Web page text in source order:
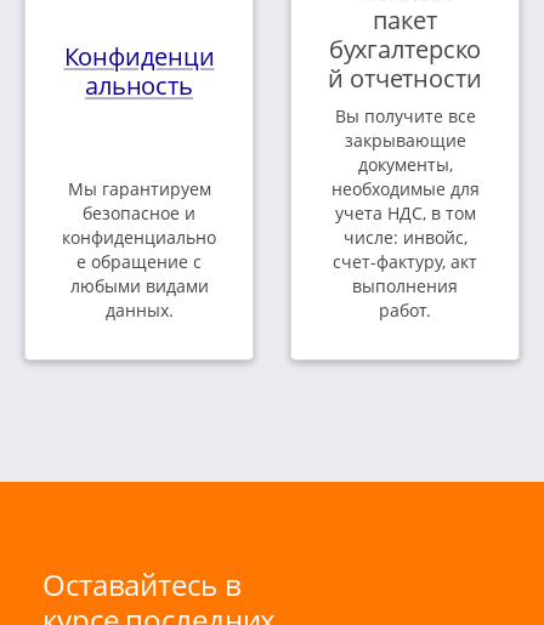
Конфиденци
альность
Мы гарантируем
безопасное и
конфиденциально
е обращение с
любыми видами
данных.
пакет
бухгалтерско
й отчетности
Вы получите все
закрывающие
документы,
необходимые для
учета НДС, в том
числе: инвойс,
счет-фактуру, акт
выполнения
работ.
Оставайтесь в